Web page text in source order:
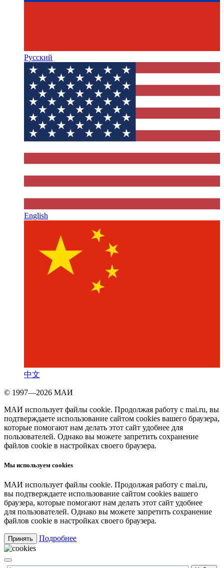
Русский
English
中文
© 1997—2026 МАИ
МАИ использует файлы cookie. Продолжая работу с mai.ru, вы
подтверждаете использование сайтом cookies вашего браузера,
которые помогают нам делать этот сайт удобнее для
пользователей. Однако вы можете запретить сохранение
файлов cookie в настройках своего браузера.
Мы используем cookies
МАИ использует файлы cookie. Продолжая работу с mai.ru,
вы подтверждаете использование сайтом cookies вашего
браузера, которые помогают нам делать этот сайт удобнее
для пользователей. Однако вы можете запретить сохранение
файлов cookie в настройках своего браузера.
Принять Подробнее